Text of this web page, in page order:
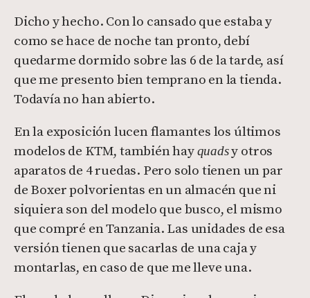
Dicho y hecho. Con lo cansado que estaba y
como se hace de noche tan pronto, debí
quedarme dormido sobre las 6 de la tarde, así
que me presento bien temprano en la tienda.
Todavía no han abierto.
En la exposición lucen flamantes los últimos
modelos de KTM, también hayquadsy otros
aparatos de 4 ruedas. Pero solo tienen un par
de Boxer polvorientas en un almacén que ni
siquiera son del modelo que busco, el mismo
que compré en Tanzania. Las unidades de esa
versión tienen que sacarlas de una caja y
montarlas, en caso de que me lleve una.